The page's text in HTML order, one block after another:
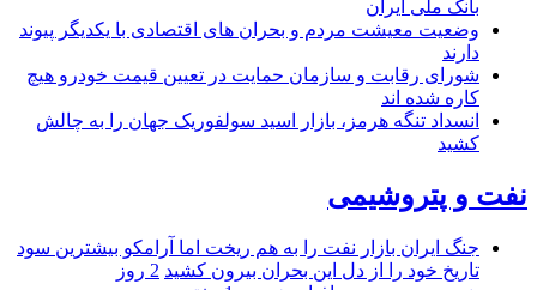
بانک ملی ایران
وضعیت معیشت مردم و بحران های اقتصادی با یکدیگر پیوند
دارند
شورای رقابت و سازمان حمایت در تعیین قیمت خودرو هیچ
کاره شده اند
انسداد تنگه هرمز، بازار اسید سولفوریک جهان را به چالش
کشید
نفت و پتروشیمی
جنگ ایران بازار نفت را به هم ریخت اما آرامکو بیشترین سود
تاریخ خود را از دل این بحران بیرون کشید 2 روز